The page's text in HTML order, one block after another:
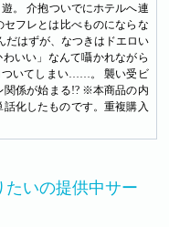
。 介抱ついでにホテルへ連
フレとは比べものにならな
だはずが、なつきはドエロい
いい」なんて囁かれながら
ついてしまい……。 襲い受ビ
関係が始まる!? ※本商品の内
化したものです。重複購入
いの提供中サー